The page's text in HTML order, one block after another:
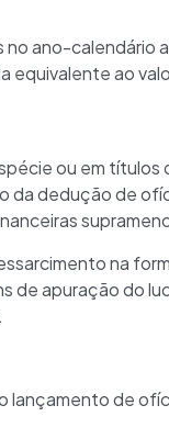
ano-calendário
equivalente ao
ou em títulos
da dedução de
na
de apuração do
lançamento de